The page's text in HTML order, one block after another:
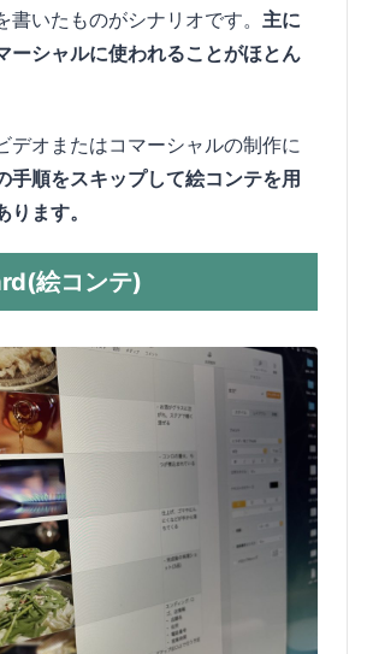
書いたものがシナリオです。 主に
ーシャルに使われることがほとん
デオまたはコマーシャルの制作に
手順をスキップして絵コンテを用
ます。
絵コンテ)